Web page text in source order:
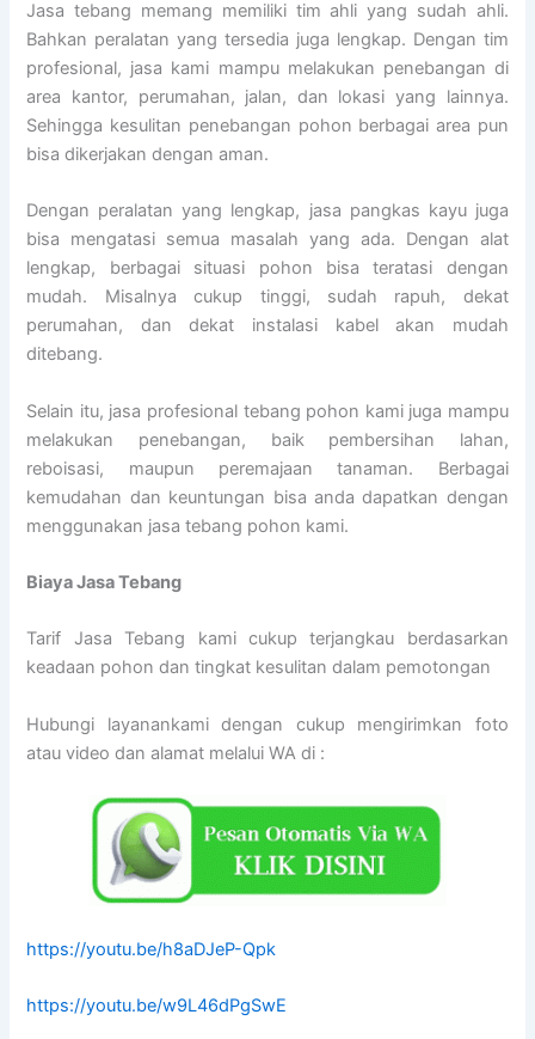
Jasa tebang memang memiliki tim ahli yang sudah ahli.
Bahkan peralatan yang tersedia juga lengkap. Dengan tim
profesional, jasa kami mampu melakukan penebangan di
area kantor, perumahan, jalan, dan lokasi yang lainnya.
Sehingga kesulitan penebangan pohon berbagai area pun
bisa dikerjakan dengan aman.
Dengan peralatan yang lengkap, jasa pangkas kayu juga
bisa mengatasi semua masalah yang ada. Dengan alat
lengkap, berbagai situasi pohon bisa teratasi dengan
mudah. Misalnya cukup tinggi, sudah rapuh, dekat
perumahan, dan dekat instalasi kabel akan mudah
ditebang.
Selain itu, jasa profesional tebang pohon kami juga mampu
melakukan penebangan, baik pembersihan lahan,
reboisasi, maupun peremajaan tanaman. Berbagai
kemudahan dan keuntungan bisa anda dapatkan dengan
menggunakan jasa tebang pohon kami.
Biaya Jasa Tebang
Tarif Jasa Tebang kami cukup terjangkau berdasarkan
keadaan pohon dan tingkat kesulitan dalam pemotongan
Hubungi layanankami dengan cukup mengirimkan foto
atau video dan alamat melalui WA di :
https://youtu.be/h8aDJeP-Qpk
https://youtu.be/w9L46dPgSwE